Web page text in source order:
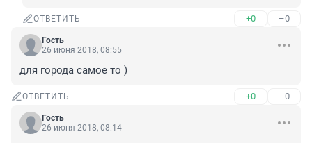
ОТВЕТИТЬ +0 –0
Гость
26 июня 2018, 08:55
для города самое то )
ОТВЕТИТЬ +0 –0
Гость
26 июня 2018, 08:14